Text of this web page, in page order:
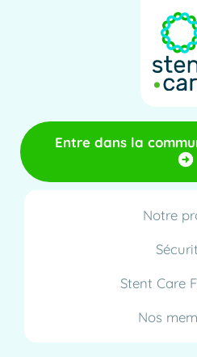
Entre dans la
Notre
Stent Care
Nos